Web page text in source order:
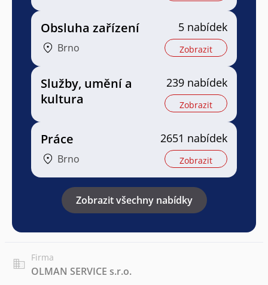
Obsluha zařízení
Brno
5 nabídek
Zobrazit
Služby, umění a
kultura
239 nabídek
Zobrazit
Práce
Brno
2651 nabídek
Zobrazit
Zobrazit všechny nabídky
Firma
OLMAN SERVICE s.r.o.